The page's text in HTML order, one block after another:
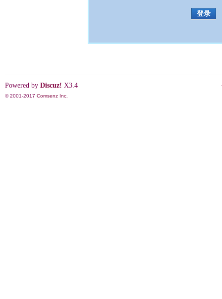
登录
Powered by Discuz! X3.4
© 2001-2017 Comsenz Inc.